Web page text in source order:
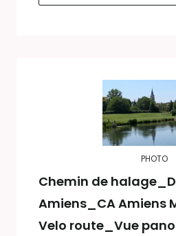
PHOTO
Chemin de
Amiens_CA Amiens
Velo route_Vue